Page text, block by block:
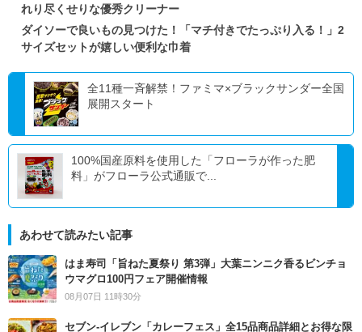
れり尽くせりな優秀クリーナー
ダイソーで良いもの見つけた！「マチ付きでたっぷり入る！」2
サイズセットが嬉しい便利な巾着
全11種一斉解禁！ファミマ×ブラックサンダー全国
展開スタート
100%国産原料を使用した「フローラが作った肥
料」がフローラ公式通販で...
あわせて読みたい記事
はま寿司「旨ねた夏祭り 第3弾」大葉ニンニク香るビンチョ
ウマグロ100円フェア開催情報
08月07日 11時30分
セブン‐イレブン「カレーフェス」全15品商品詳細とお得な限